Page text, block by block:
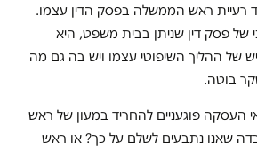
רעיית ראש הממשלה בפסק הדין עצמו.
של פסק דין שניתן בבית משפט, היא
של ההליך השיפוטי עצמו ויש בה גם מה
בוטה.
העסקה פוגעניים להחריד במעון של ראש
שאנו נתבעים לשלם על כך? או ראש